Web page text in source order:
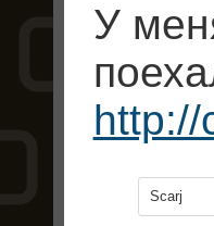
У
http://
Scarj